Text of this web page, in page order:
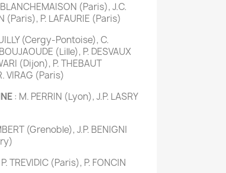
BLANCHEMAISON (Paris), J.C.
(Paris), P. LAFAURIE (Paris)
(Cergy-Pontoise), C.
(Lille), P. DESVAUX
(Dijon), P. THEBAUT
VIRAG (Paris)
: M. PERRIN (Lyon), J.P. LASRY
(Grenoble), J.P. BENIGNI
TREVIDIC (Paris), P. FONCIN